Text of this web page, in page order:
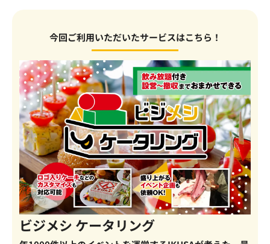
今回ご利用いただいたサービスはこちら！
ビジメシ ケータリング